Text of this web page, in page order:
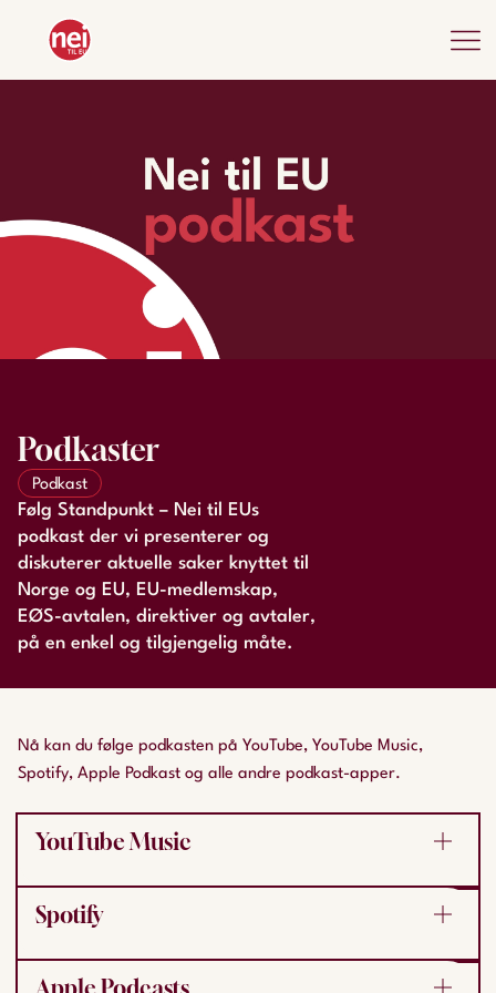
Podkaster
Podkast
Følg Standpunkt – Nei til EUs
podkast der vi presenterer og
diskuterer aktuelle saker knyttet til
Norge og EU, EU-medlemskap,
EØS-avtalen, direktiver og avtaler,
på en enkel og tilgjengelig måte.
Nå kan du følge podkasten på YouTube, YouTube Music,
Spotify, Apple Podkast og alle andre podkast-apper.
YouTube Music
YouTube:https://youtube.com/playlist?
list=PLz33Y59glEshNlp9hIbcve78FnM1b8IYj&si=YR079
Spotify
Spotify:
https://open.spotify.com/show/4zCjnWmCRXXVfySR